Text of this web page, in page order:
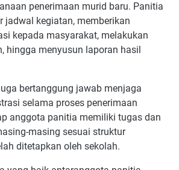
penerimaan murid baru. Panitia
jadwal kegiatan, memberikan
kepada masyarakat, melakukan
hingga menyusun laporan hasil
bertanggung jawab menjaga
selama proses penerimaan
anggota panitia memiliki tugas dan
masing sesuai struktur
ditetapkan oleh sekolah.